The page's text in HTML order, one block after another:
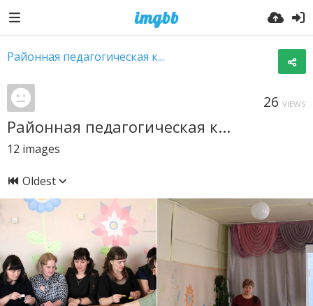
Районная педагогическая к...
26 VIEWS
Районная педагогическая к...
12 images
Oldest